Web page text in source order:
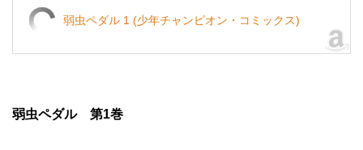
弱虫ペダル 1 (少年チャンピオン・コミックス)
弱虫ペダル 第1巻